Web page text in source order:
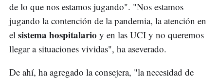
de lo que nos estamos jugando". "Nos estamos
jugando la contención de la pandemia, la atención en
el sistema hospitalario y en las UCI y no queremos
llegar a situaciones vividas", ha aseverado.
De ahí, ha agregado la consejera, "la necesidad de